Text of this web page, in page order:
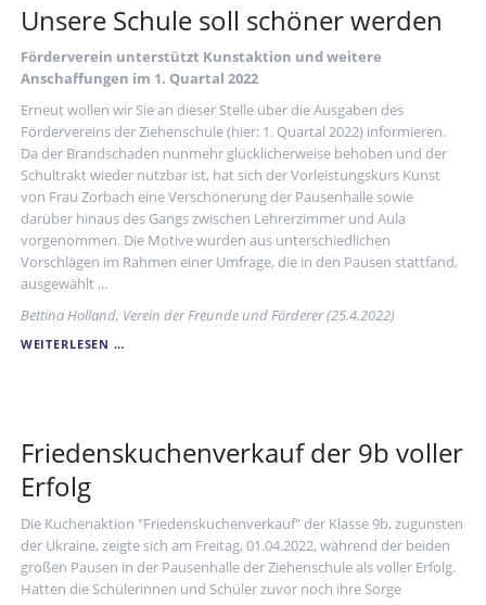
Unsere Schule soll schöner werden
Förderverein unterstützt Kunstaktion und weitere
Anschaffungen im 1. Quartal 2022
Erneut wollen wir Sie an dieser Stelle über die Ausgaben des
Fördervereins der Ziehenschule (hier: 1. Quartal 2022) informieren.
Da der Brandschaden nunmehr glücklicherweise behoben und der
Schultrakt wieder nutzbar ist, hat sich der Vorleistungskurs Kunst
von Frau Zorbach eine Verschönerung der Pausenhalle sowie
darüber hinaus des Gangs zwischen Lehrerzimmer und Aula
vorgenommen. Die Motive wurden aus unterschiedlichen
Vorschlägen im Rahmen einer Umfrage, die in den Pausen stattfand,
ausgewählt ...
Bettina Holland, Verein der Freunde und Förderer (25.4.2022)
WEITERLESEN …UNSERE
Friedenskuchenverkauf der 9b voller
Erfolg
Die Kuchenaktion "Friedenskuchenverkauf" der Klasse 9b, zugunsten
der Ukraine, zeigte sich am Freitag, 01.04.2022, während der beiden
großen Pausen in der Pausenhalle der Ziehenschule als voller Erfolg.
Hatten die Schülerinnen und Schüler zuvor noch ihre Sorge